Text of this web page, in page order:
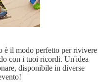
è il modo perfetto per rivivere
con i tuoi ricordi. Un'idea
disponibile in diverse